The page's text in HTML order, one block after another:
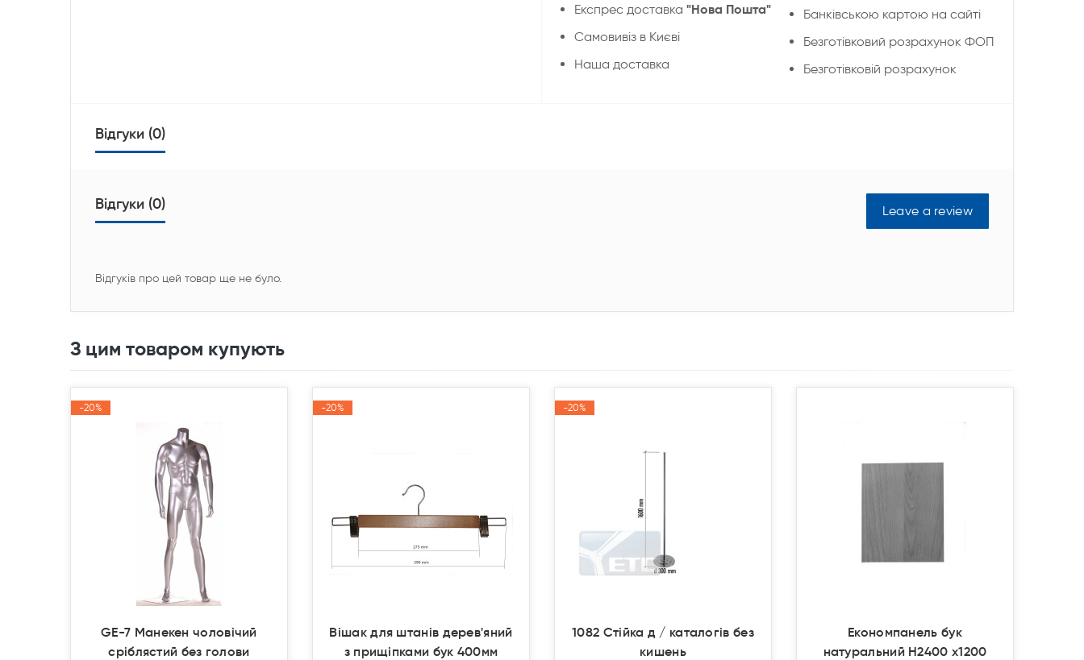
Експрес доставка "Нова Пошта"
Cамовивіз в Києві
Наша доставка
Банківською картою на сайті
Безготівковий розрахунок ФОП
Безготівковій розрахунок
Відгуки (0)
Відгуки (0) Leave a review
Відгуків про цей товар ще не було.
З цим товаром купують
-20%
-20%
GE-7 Манекен чоловічий
сріблястий без голови
-20%
-20%
Вішак для штанів дерев'яний
з прищіпками бук 400мм
-20%
-20%
1082 Стійка д / каталогів без
кишень
Економпанель бук
натуральний Н2400 х1200